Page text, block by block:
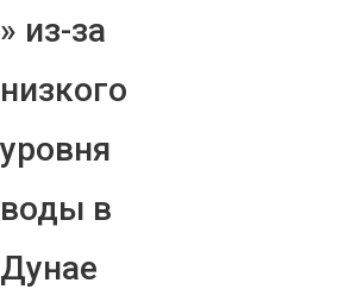
» из-за
низкого
уровня
воды в
Дунае